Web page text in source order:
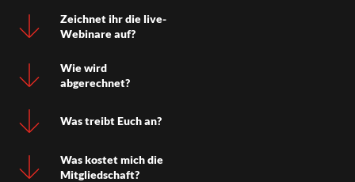
Zeichnet ihr die live-
Webinare auf?
Wie wird
abgerechnet?
Was treibt Euch an?
Was kostet mich die
Mitgliedschaft?